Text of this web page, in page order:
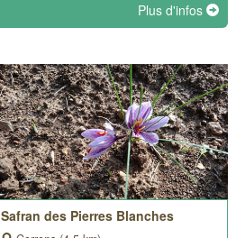
Plus d'infos
Safran des Pierres Blanches